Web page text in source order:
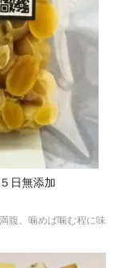
日無添加
腹。噛めば噛む程に味